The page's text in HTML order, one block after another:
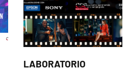
LABORATORIO